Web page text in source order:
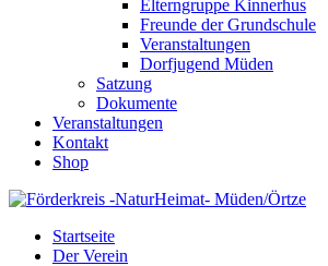
Elterngruppe Kinnerhus
Freunde der Grundschule
Veranstaltungen
Dorfjugend Müden
Satzung
Dokumente
Veranstaltungen
Kontakt
Shop
Startseite
Der Verein